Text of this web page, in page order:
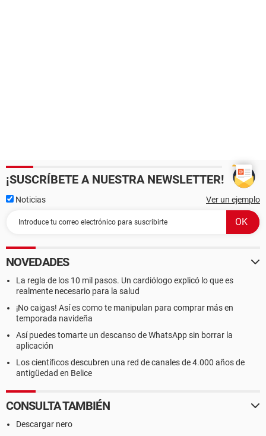
¡SUSCRÍBETE A NUESTRA NEWSLETTER!
Noticias Ver un ejemplo
NOVEDADES
La regla de los 10 mil pasos. Un cardiólogo explicó lo que es
realmente necesario para la salud
¡No caigas! Así es como te manipulan para comprar más en
temporada navideña
Así puedes tomarte un descanso de WhatsApp sin borrar la
aplicación
Los científicos descubren una red de canales de 4.000 años de
antigüedad en Belice
CONSULTA TAMBIÉN
Descargar nero